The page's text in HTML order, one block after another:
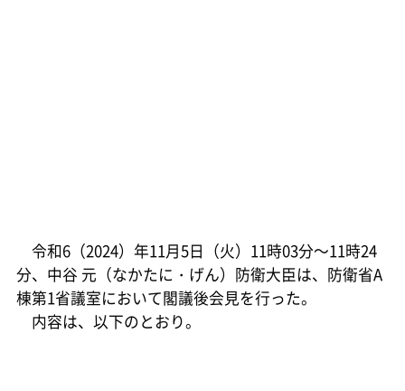
令和6（2024）年11月5日（火）11時03分～11時24
分、中谷 元（なかたに・げん）防衛大臣は、防衛省A
棟第1省議室において閣議後会見を行った。
内容は、以下のとおり。